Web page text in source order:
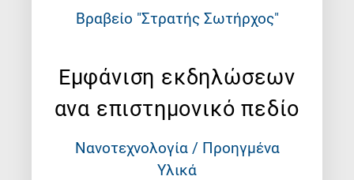
Βραβείο "Στρατής Σωτήρχος"
Εμφάνιση εκδηλώσεων
ανα επιστημονικό πεδίο
Νανοτεχνολογία / Προηγμένα
Υλικά